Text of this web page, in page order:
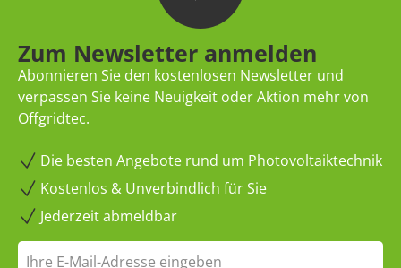
Zum Newsletter anmelden
Abonnieren Sie den kostenlosen Newsletter und
verpassen Sie keine Neuigkeit oder Aktion mehr von
Offgridtec.
Die besten Angebote rund um Photovoltaiktechnik
Kostenlos & Unverbindlich für Sie
Jederzeit abmeldbar